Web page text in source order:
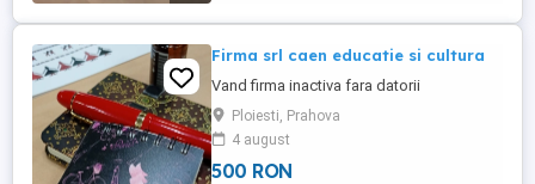
Firma srl caen educatie si cultura
Vand firma inactiva fara datorii
Ploiesti, Prahova
4 august
500 RON